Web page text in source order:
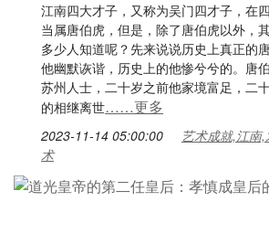
江南四大才子，又称为吴门四才子，在
当属唐伯虎，但是，除了唐伯虎以外，
多少人知道呢？先来说说历史上真正的
他幽默诙谐，历史上的他惨兮兮的。唐
苏州人士，二十岁之前他家境富足，二
的相继离世……更多
2023-11-14 05:00:00
艺术成就,江南
术